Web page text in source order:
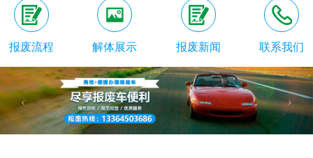
报废流程 解体展示 报废新闻 联系我们